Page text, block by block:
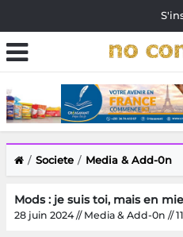
Societe Media & Add-0n
Mods : je suis toi, mais en
28 juin 2024 // Media & Add-0n //